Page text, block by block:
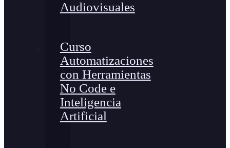
Audiovisuales
Curso
Automatizaciones
con Herramientas
No Code e
Inteligencia
Artificial